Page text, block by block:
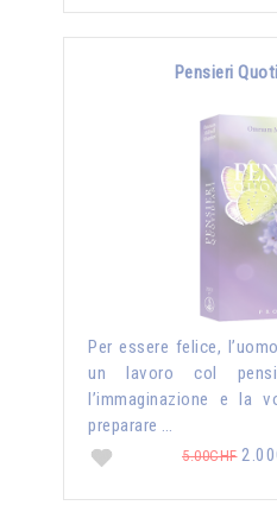
Pensieri
Per essere felice,
un lavoro col
l’immaginazione e la
preparare …
5.00CHF